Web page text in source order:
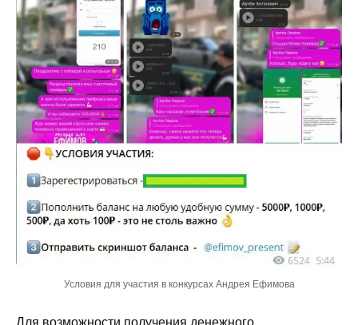
Условия для участия в конкурсах Андрея Ефимова